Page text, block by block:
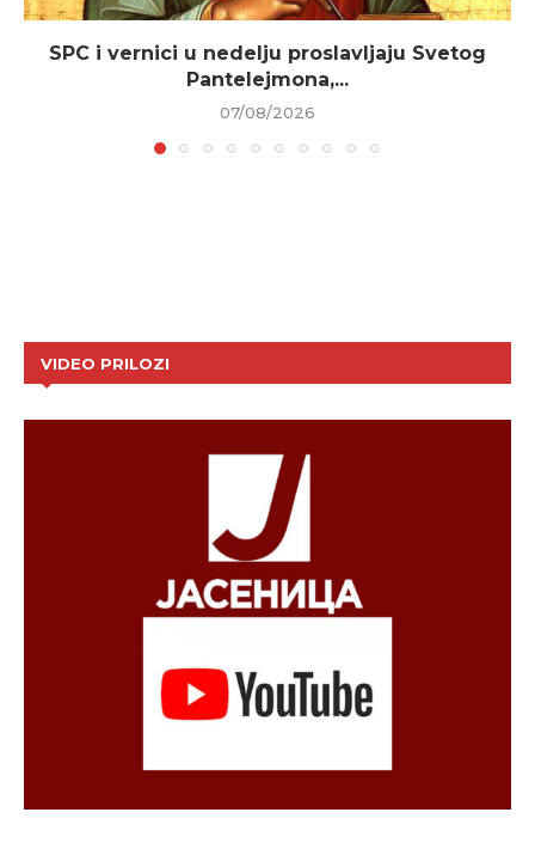
SPC i vernici u nedelju proslavljaju Svetog
Pantelejmona,...
07/08/2026
VIDEO PRILOZI